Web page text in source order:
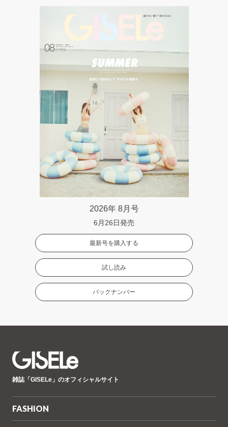
2026年 8月号
6月26日発売
最新号を購入する
試し読み
バックナンバー
ゼ
雑誌「GISELe」のオフィシャルサイト
FASHION